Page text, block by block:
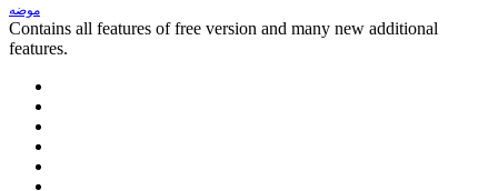
موضه
Contains all features of free version and many new additional
features.